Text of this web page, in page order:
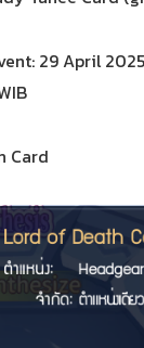
29 April
Card